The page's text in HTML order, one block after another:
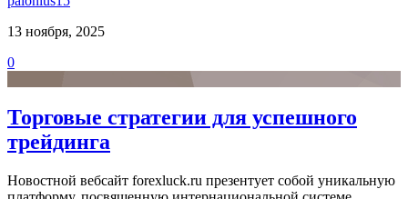
13 ноября, 2025
0
Торговые стратегии для успешного
трейдинга
Новостной вебсайт forexluck.ru презентует собой уникальную